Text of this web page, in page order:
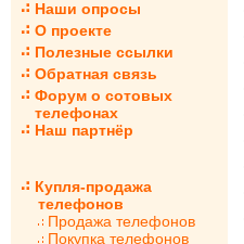
Наши опросы
О проекте
Полезные ссылки
Обратная связь
Форум о сотовых
телефонах
Наш партнёр
Купля-продажа
телефонов
Продажа телефонов
Покупка телефонов